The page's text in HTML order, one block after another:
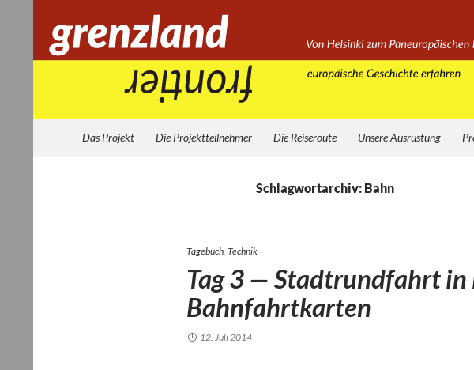
Grenzland
Das Projekt Die Projektteilnehmer Die Reiseroute Unsere Ausrüstung
Schlagwortarchiv: Bahn
Tagebuch, Technik
Tag 3 — Stadtrundfahrt
Bahnfahrtkarten
12. Juli 2014